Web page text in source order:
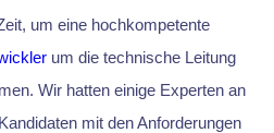
um eine hochkompetente
um die technische Leitung
Wir hatten einige Experten an
mit den Anforderungen